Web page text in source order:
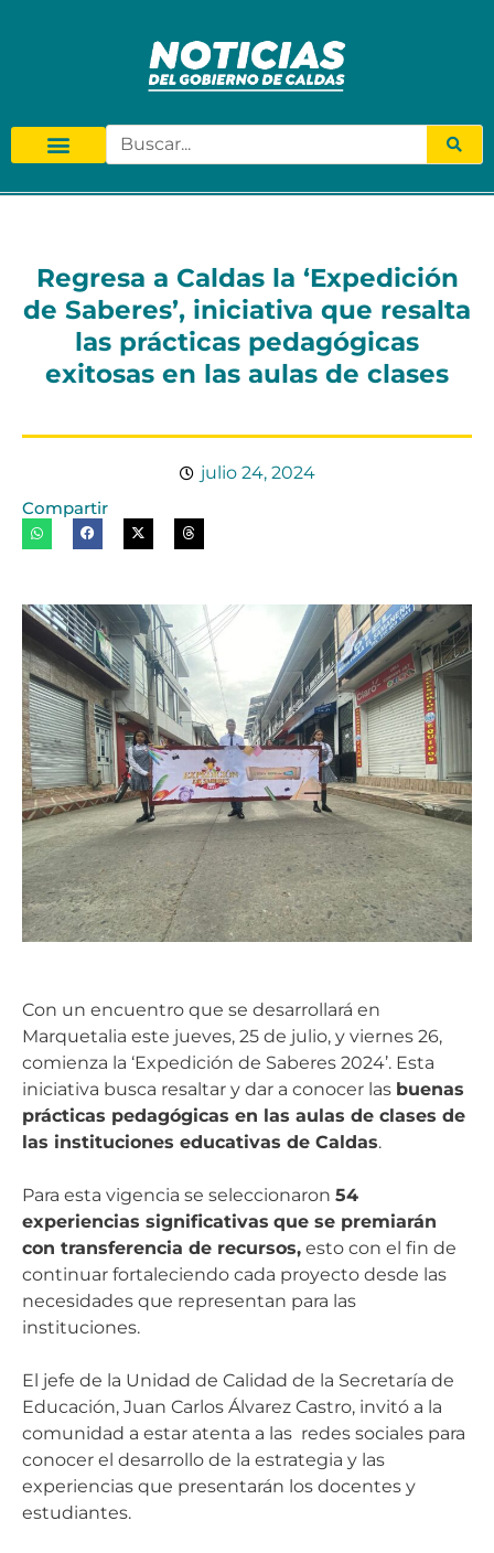
Regresa a Caldas la ‘Expedición
de Saberes’, iniciativa que resalta
las prácticas pedagógicas
exitosas en las aulas de clases
julio 24, 2024
Compartir
Con un encuentro que se desarrollará en
Marquetalia este jueves, 25 de julio, y viernes 26,
comienza la ‘Expedición de Saberes 2024’. Esta
iniciativa busca resaltar y dar a conocer las buenas
prácticas pedagógicas en las aulas de clases de
las instituciones educativas de Caldas.
Para esta vigencia se seleccionaron 54
experiencias significativas que se premiarán
con transferencia de recursos, esto con el fin de
continuar fortaleciendo cada proyecto desde las
necesidades que representan para las
instituciones.
El jefe de la Unidad de Calidad de la Secretaría de
Educación, Juan Carlos Álvarez Castro, invitó a la
comunidad a estar atenta a las redes sociales para
conocer el desarrollo de la estrategia y las
experiencias que presentarán los docentes y
estudiantes.